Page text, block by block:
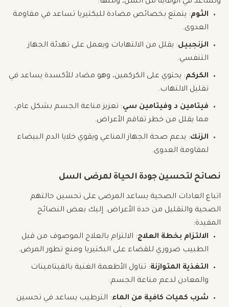
الثوم: يتمتع بخصائص مضادة للبكتيريا تساعد في مقاومة
العدوى.
الزنجبيل: يقلل من الالتهابات ويعمل على تهدئة الجهاز
التنفسي.
الكركم: يحتوي على الكركمين، وهو مضاد للأكسدة يساعد في
تقليل الالتهاب.
فيتامين د وفيتامين سي: تعزيز مناعة الجسم بشكل عام،
مما يقلل من خطر تفاقم الأعراض.
الزنك: يدعم صحة الجهاز المناعي ويقوي خلايا الدم البيضاء
لمقاومة العدوى.
نصائح لتحسين جودة الحياة لمرضى السل
اتباع العادات الصحية يساعد المرضى على تحسين حالتهم
الصحية والتقليل من حدة الأعراض. إليك بعض النصائح
المفيدة:
الالتزام بخطة العلاج: الالتزام بالعلاج الموصوف من قبل
الطبيب ضروري للقضاء على البكتيريا ومنع تطور المرض.
التغذية المتوازنة: تناول الأطعمة الغنية بالفيتامينات
والمعادن لدعم مناعة الجسم.
شرب كميات كافية من الماء: الترطيب يساعد في تحسين